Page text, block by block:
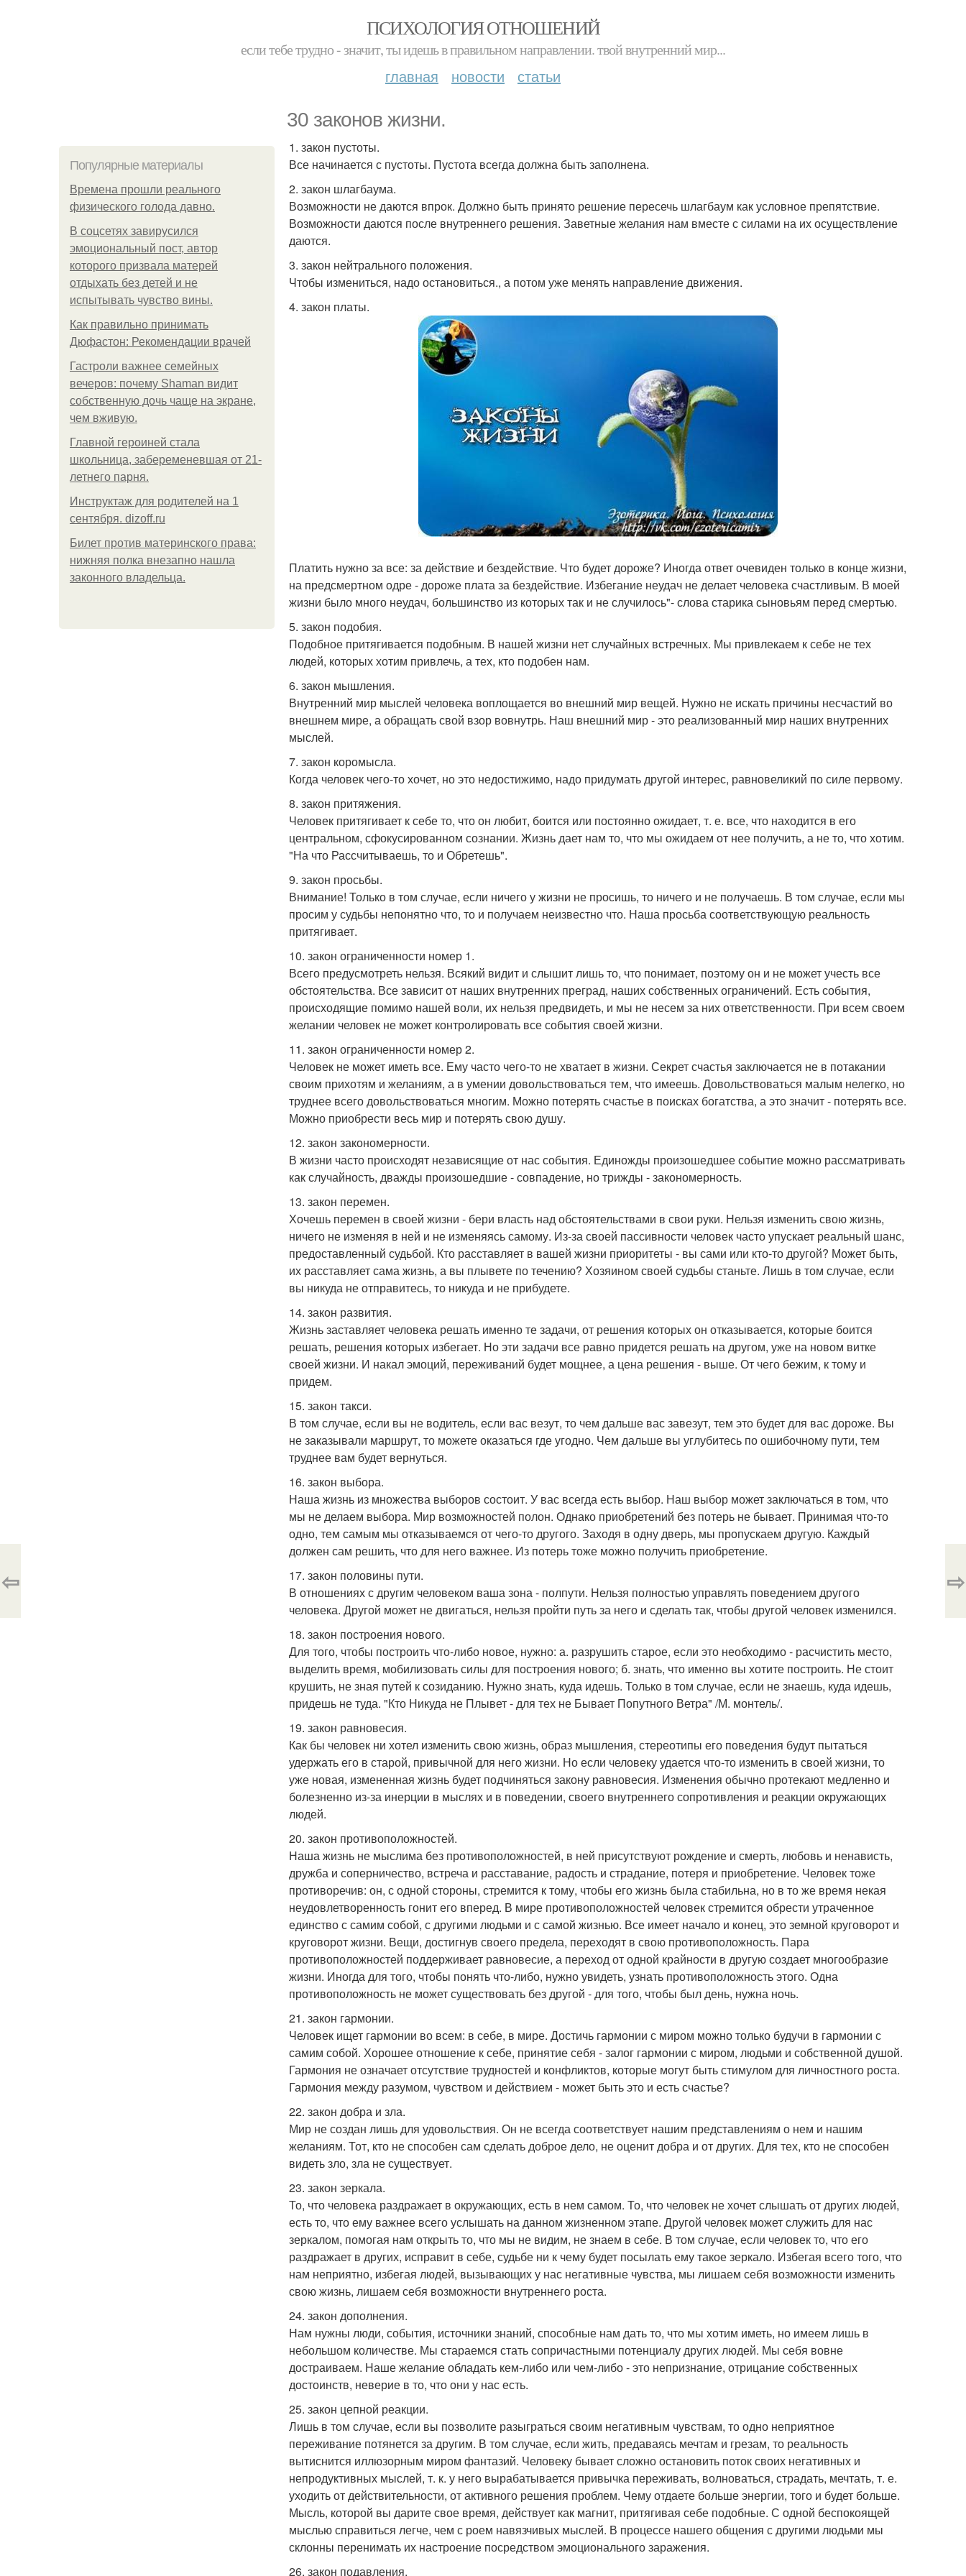
ПСИХОЛОГИЯ ОТНОШЕНИЙ
если тебе трудно - значит, ты идешь в правильном направлении. твой внутренний мир...
главная новости статьи
30 законов жизни.
Популярные материалы
Bpeмена прошли реального
физического голода давно.
В соцсетях завирусился
эмоциональный пост, автор
которого призвала матерей
отдыхать без детей и не
испытывать чувство вины.
Как правильно принимать
Дюфастон: Рекомендации врачей
Гастроли важнее семейных
вечеров: почему Shaman видит
собственную дочь чаще на экране,
чем вживую.
Главной героиней стала
школьница, забеременевшая от 21-
летнего парня.
Инструктаж для родителей на 1
сентября. dizoff.ru
Билет против материнского права:
нижняя полка внезапно нашла
законного владельца.
1. закон пустоты.
Все начинается с пустоты. Пустота всегда должна быть заполнена.
2. закон шлагбаума.
Возможности не даются впрок. Должно быть принято решение пересечь шлагбаум как условное препятствие.
Возможности даются после внутреннего решения. Заветные желания нам вместе с силами на их осуществление
даются.
3. закон нейтрального положения.
Чтобы измениться, надо остановиться., а потом уже менять направление движения.
4. закон платы.
Платить нужно за все: за действие и бездействие. Что будет дороже? Иногда ответ очевиден только в конце жизни,
на предсмертном одре - дороже плата за бездействие. Избегание неудач не делает человека счастливым. В моей
жизни было много неудач, большинство из которых так и не случилось"- слова старика сыновьям перед смертью.
5. закон подобия.
Подобное притягивается подобным. В нашей жизни нет случайных встречных. Мы привлекаем к себе не тех
людей, которых хотим привлечь, а тех, кто подобен нам.
6. закон мышления.
Внутренний мир мыслей человека воплощается во внешний мир вещей. Нужно не искать причины несчастий во
внешнем мире, а обращать свой взор вовнутрь. Наш внешний мир - это реализованный мир наших внутренних
мыслей.
7. закон коромысла.
Когда человек чего-то хочет, но это недостижимо, надо придумать другой интерес, равновеликий по силе первому.
8. закон притяжения.
Человек притягивает к себе то, что он любит, боится или постоянно ожидает, т. е. все, что находится в его
центральном, сфокусированном сознании. Жизнь дает нам то, что мы ожидаем от нее получить, а не то, что хотим.
"На что Рассчитываешь, то и Обретешь".
9. закон просьбы.
Внимание! Только в том случае, если ничего у жизни не просишь, то ничего и не получаешь. В том случае, если мы
просим у судьбы непонятно что, то и получаем неизвестно что. Наша просьба соответствующую реальность
притягивает.
10. закон ограниченности номер 1.
Всего предусмотреть нельзя. Всякий видит и слышит лишь то, что понимает, поэтому он и не может учесть все
обстоятельства. Все зависит от наших внутренних преград, наших собственных ограничений. Есть события,
происходящие помимо нашей воли, их нельзя предвидеть, и мы не несем за них ответственности. При всем своем
желании человек не может контролировать все события своей жизни.
11. закон ограниченности номер 2.
Человек не может иметь все. Ему часто чего-то не хватает в жизни. Секрет счастья заключается не в потакании
своим прихотям и желаниям, а в умении довольствоваться тем, что имеешь. Довольствоваться малым нелегко, но
труднее всего довольствоваться многим. Можно потерять счастье в поисках богатства, а это значит - потерять все.
Можно приобрести весь мир и потерять свою душу.
12. закон закономерности.
В жизни часто происходят независящие от нас события. Единожды произошедшее событие можно рассматривать
как случайность, дважды произошедшие - совпадение, но трижды - закономерность.
13. закон перемен.
Хочешь перемен в своей жизни - бери власть над обстоятельствами в свои руки. Нельзя изменить свою жизнь,
ничего не изменяя в ней и не изменяясь самому. Из-за своей пассивности человек часто упускает реальный шанс,
предоставленный судьбой. Кто расставляет в вашей жизни приоритеты - вы сами или кто-то другой? Может быть,
их расставляет сама жизнь, а вы плывете по течению? Хозяином своей судьбы станьте. Лишь в том случае, если
вы никуда не отправитесь, то никуда и не прибудете.
14. закон развития.
Жизнь заставляет человека решать именно те задачи, от решения которых он отказывается, которые боится
решать, решения которых избегает. Но эти задачи все равно придется решать на другом, уже на новом витке
своей жизни. И накал эмоций, переживаний будет мощнее, а цена решения - выше. От чего бежим, к тому и
придем.
15. закон такси.
В том случае, если вы не водитель, если вас везут, то чем дальше вас завезут, тем это будет для вас дороже. Вы
не заказывали маршрут, то можете оказаться где угодно. Чем дальше вы углубитесь по ошибочному пути, тем
труднее вам будет вернуться.
16. закон выбора.
Наша жизнь из множества выборов состоит. У вас всегда есть выбор. Наш выбор может заключаться в том, что
мы не делаем выбора. Мир возможностей полон. Однако приобретений без потерь не бывает. Принимая что-то
одно, тем самым мы отказываемся от чего-то другого. Заходя в одну дверь, мы пропускаем другую. Каждый
должен сам решить, что для него важнее. Из потерь тоже можно получить приобретение.
17. закон половины пути.
В отношениях с другим человеком ваша зона - полпути. Нельзя полностью управлять поведением другого
человека. Другой может не двигаться, нельзя пройти путь за него и сделать так, чтобы другой человек изменился.
18. закон построения нового.
Для того, чтобы построить что-либо новое, нужно: а. разрушить старое, если это необходимо - расчистить место,
выделить время, мобилизовать силы для построения нового; б. знать, что именно вы хотите построить. Не стоит
крушить, не зная путей к созиданию. Нужно знать, куда идешь. Только в том случае, если не знаешь, куда идешь,
придешь не туда. "Кто Никуда не Плывет - для тех не Бывает Попутного Ветра" /М. монтель/.
19. закон равновесия.
Как бы человек ни хотел изменить свою жизнь, образ мышления, стереотипы его поведения будут пытаться
удержать его в старой, привычной для него жизни. Но если человеку удается что-то изменить в своей жизни, то
уже новая, измененная жизнь будет подчиняться закону равновесия. Изменения обычно протекают медленно и
болезненно из-за инерции в мыслях и в поведении, своего внутреннего сопротивления и реакции окружающих
людей.
20. закон противоположностей.
Наша жизнь не мыслима без противоположностей, в ней присутствуют рождение и смерть, любовь и ненависть,
дружба и соперничество, встреча и расставание, радость и страдание, потеря и приобретение. Человек тоже
противоречив: он, с одной стороны, стремится к тому, чтобы его жизнь была стабильна, но в то же время некая
неудовлетворенность гонит его вперед. В мире противоположностей человек стремится обрести утраченное
единство с самим собой, с другими людьми и с самой жизнью. Все имеет начало и конец, это земной круговорот и
круговорот жизни. Вещи, достигнув своего предела, переходят в свою противоположность. Пара
противоположностей поддерживает равновесие, а переход от одной крайности в другую создает многообразие
жизни. Иногда для того, чтобы понять что-либо, нужно увидеть, узнать противоположность этого. Одна
противоположность не может существовать без другой - для того, чтобы был день, нужна ночь.
21. закон гармонии.
Человек ищет гармонии во всем: в себе, в мире. Достичь гармонии с миром можно только будучи в гармонии с
самим собой. Хорошее отношение к себе, принятие себя - залог гармонии с миром, людьми и собственной душой.
Гармония не означает отсутствие трудностей и конфликтов, которые могут быть стимулом для личностного роста.
Гармония между разумом, чувством и действием - может быть это и есть счастье?
22. закон добра и зла.
Мир не создан лишь для удовольствия. Он не всегда соответствует нашим представлениям о нем и нашим
желаниям. Тот, кто не способен сам сделать доброе дело, не оценит добра и от других. Для тех, кто не способен
видеть зло, зла не существует.
23. закон зеркала.
То, что человека раздражает в окружающих, есть в нем самом. То, что человек не хочет слышать от других людей,
есть то, что ему важнее всего услышать на данном жизненном этапе. Другой человек может служить для нас
зеркалом, помогая нам открыть то, что мы не видим, не знаем в себе. В том случае, если человек то, что его
раздражает в других, исправит в себе, судьбе ни к чему будет посылать ему такое зеркало. Избегая всего того, что
нам неприятно, избегая людей, вызывающих у нас негативные чувства, мы лишаем себя возможности изменить
свою жизнь, лишаем себя возможности внутреннего роста.
24. закон дополнения.
Нам нужны люди, события, источники знаний, способные нам дать то, что мы хотим иметь, но имеем лишь в
небольшом количестве. Мы стараемся стать сопричастными потенциалу других людей. Мы себя вовне
достраиваем. Наше желание обладать кем-либо или чем-либо - это непризнание, отрицание собственных
достоинств, неверие в то, что они у нас есть.
25. закон цепной реакции.
Лишь в том случае, если вы позволите разыграться своим негативным чувствам, то одно неприятное
переживание потянется за другим. В том случае, если жить, предаваясь мечтам и грезам, то реальность
вытиснится иллюзорным миром фантазий. Человеку бывает сложно остановить поток своих негативных и
непродуктивных мыслей, т. к. у него вырабатывается привычка переживать, волноваться, страдать, мечтать, т. е.
уходить от действительности, от активного решения проблем. Чему отдаете больше энергии, того и будет больше.
Мысль, которой вы дарите свое время, действует как магнит, притягивая себе подобные. С одной беспокоящей
мыслью справиться легче, чем с роем навязчивых мыслей. В процессе нашего общения с другими людьми мы
склонны перенимать их настроение посредством эмоционального заражения.
26. закон подавления.
⇦ ⇨